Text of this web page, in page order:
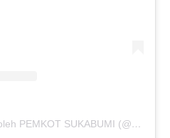
Sebuah kiriman dibagikan oleh PEMKOT SUKABUMI (@pemkotsukabumi_)